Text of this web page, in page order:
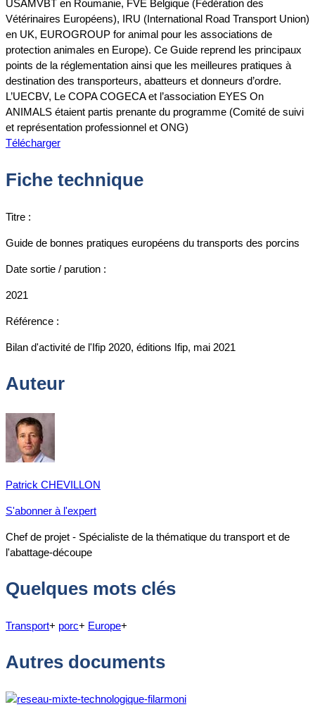
USAMVBT en Roumanie, FVE Belgique (Fédération des
Vétérinaires Européens), IRU (International Road Transport Union)
en UK, EUROGROUP for animal pour les associations de
protection animales en Europe). Ce Guide reprend les principaux
points de la réglementation ainsi que les meilleures pratiques à
destination des transporteurs, abatteurs et donneurs d’ordre.
L’UECBV, Le COPA COGECA et l’association EYES On
ANIMALS étaient partis prenante du programme (Comité de suivi
et représentation professionnel et ONG)
Télécharger
Fiche technique
Titre :
Guide de bonnes pratiques européens du transports des porcins
Date sortie / parution :
2021
Référence :
Bilan d'activité de l'Ifip 2020, éditions Ifip, mai 2021
Auteur
Patrick CHEVILLON
S'abonner à l'expert
Chef de projet - Spécialiste de la thématique du transport et de
l'abattage-découpe
Quelques mots clés
Transport+ porc+ Europe+
Autres documents